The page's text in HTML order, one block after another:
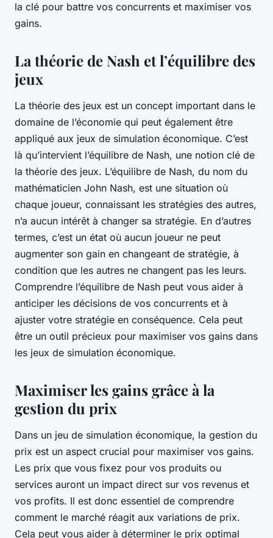
la clé pour battre vos concurrents et maximiser vos
gains.
La théorie de Nash et l’équilibre des
jeux
La théorie des jeux est un concept important dans le
domaine de l’économie qui peut également être
appliqué aux jeux de simulation économique. C’est
là qu’intervient l’équilibre de Nash, une notion clé de
la théorie des jeux. L’équilibre de Nash, du nom du
mathématicien John Nash, est une situation où
chaque joueur, connaissant les stratégies des autres,
n’a aucun intérêt à changer sa stratégie. En d’autres
termes, c’est un état où aucun joueur ne peut
augmenter son gain en changeant de stratégie, à
condition que les autres ne changent pas les leurs.
Comprendre l’équilibre de Nash peut vous aider à
anticiper les décisions de vos concurrents et à
ajuster votre stratégie en conséquence. Cela peut
être un outil précieux pour maximiser vos gains dans
les jeux de simulation économique.
Maximiser les gains grâce à la
gestion du prix
Dans un jeu de simulation économique, la gestion du
prix est un aspect crucial pour maximiser vos gains.
Les prix que vous fixez pour vos produits ou
services auront un impact direct sur vos revenus et
vos profits. Il est donc essentiel de comprendre
comment le marché réagit aux variations de prix.
Cela peut vous aider à déterminer le prix optimal